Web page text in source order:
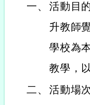
一、 活動目
升教師
學校為
教學，
二、 活動場